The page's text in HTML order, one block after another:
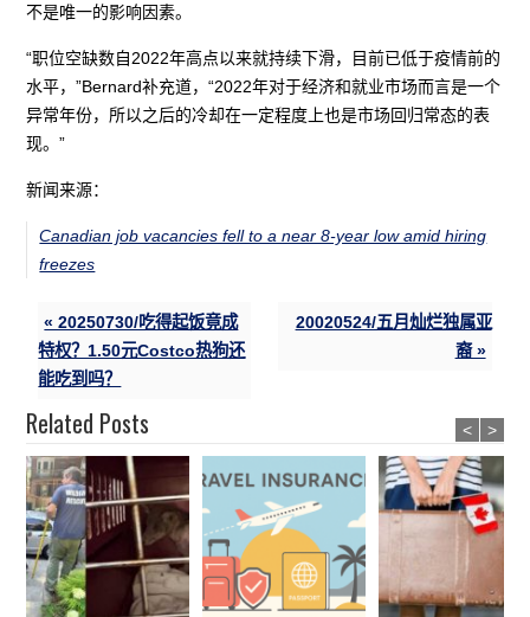
不是唯一的影响因素。
“职位空缺数自2022年高点以来就持续下滑，目前已低于疫情前的
水平，”Bernard补充道，“2022年对于经济和就业市场而言是一个
异常年份，所以之后的冷却在一定程度上也是市场回归常态的表
现。”
新闻来源：
Canadian job vacancies fell to a near 8-year low amid hiring
freezes
« 20250730/吃得起饭竟成
特权？1.50元Costco热狗还
能吃到吗？
20020524/五月灿烂独属亚
裔 »
Related Posts < >